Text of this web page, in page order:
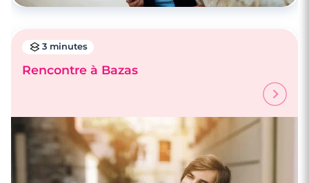
3 minutes
Rencontre à Bazas